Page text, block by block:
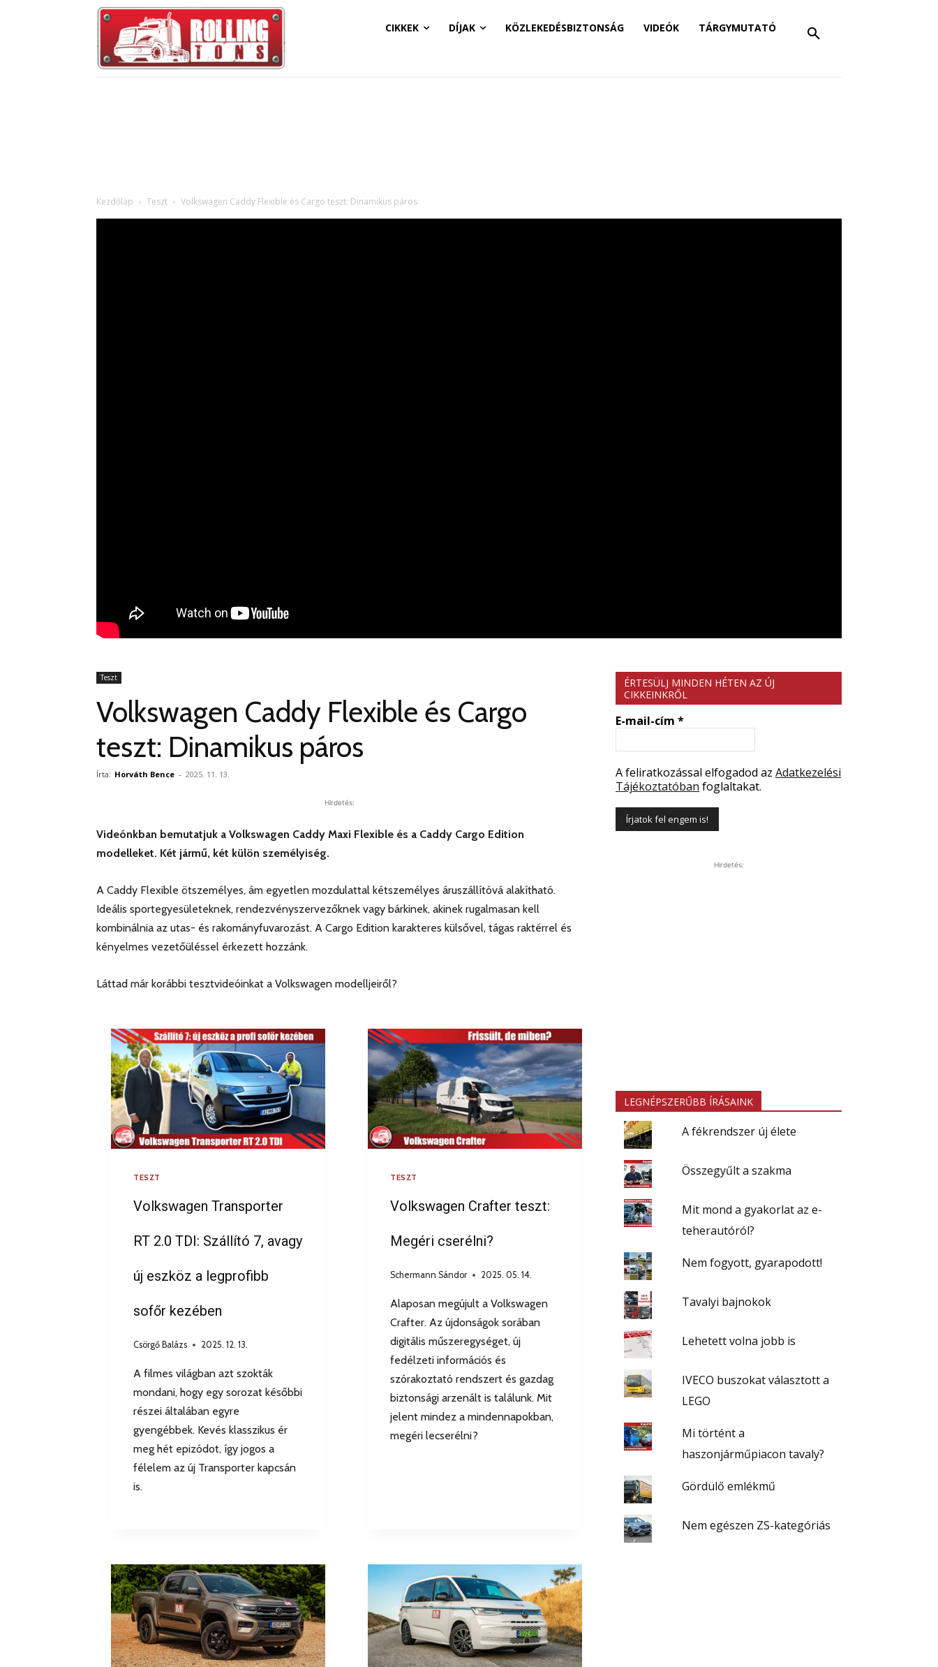
CIKKEK DÍJAK KÖZLEKEDÉSBIZTONSÁG VIDEÓK TÁRGYMUTATÓ
Kezdőlap Teszt Volkswagen Caddy Flexible és Cargo teszt: Dinamikus páros
Teszt
Volkswagen Caddy Flexible és Cargo
teszt: Dinamikus páros
Írta: Horváth Bence - 2025. 11. 13.
Hirdetés:
Videónkban bemutatjuk a Volkswagen Caddy Maxi Flexible és a Caddy Cargo Edition
modelleket. Két jármű, két külön személyiség.
A Caddy Flexible ötszemélyes, ám egyetlen mozdulattal kétszemélyes áruszállítóvá alakítható.
Ideális sportegyesületeknek, rendezvényszervezőknek vagy bárkinek, akinek rugalmasan kell
kombinálnia az utas- és rakományfuvarozást. A Cargo Edition karakteres külsővel, tágas raktérrel és
kényelmes vezetőüléssel érkezett hozzánk.
Láttad már korábbi tesztvideóinkat a Volkswagen modelljeiről?
TESZT
Volkswagen Transporter
RT 2.0 TDI: Szállító 7, avagy
új eszköz a legprofibb
sofőr kezében
Csörgő Balázs 2025. 12. 13.
A filmes világban azt szokták
mondani, hogy egy sorozat későbbi
részei általában egyre
gyengébbek. Kevés klasszikus ér
meg hét epizódot, így jogos a
félelem az új Transporter kapcsán
is.
TESZT
Volkswagen Crafter teszt:
Megéri cserélni?
Schermann Sándor 2025. 05. 14.
Alaposan megújult a Volkswagen
Crafter. Az újdonságok sorában
digitális műszeregységet, új
fedélzeti információs és
szórakoztató rendszert és gazdag
biztonsági arzenált is találunk. Mit
jelent mindez a mindennapokban,
megéri lecserélni?
ÉRTESÜLJ MINDEN HÉTEN AZ ÚJ
CIKKEINKRŐL
E-mail-cím *
A feliratkozással elfogadod az Adatkezelési
Tájékoztatóban foglaltakat.
Hirdetés:
LEGNÉPSZERŰBB ÍRÁSAINK
A fékrendszer új élete
Összegyűlt a szakma
Mit mond a gyakorlat az e-
teherautóról?
Nem fogyott, gyarapodott!
Tavalyi bajnokok
Lehetett volna jobb is
IVECO buszokat választott a
LEGO
Mi történt a
haszonjárműpiacon tavaly?
Gördülő emlékmű
Nem egészen ZS-kategóriás